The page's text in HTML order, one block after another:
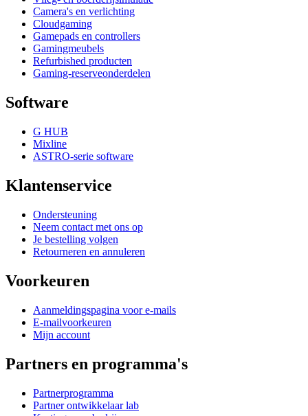
Camera's en verlichting
Cloudgaming
Gamepads en controllers
Gamingmeubels
Refurbished producten
Gaming-reserveonderdelen
Software
G HUB
Mixline
ASTRO-serie software
Klantenservice
Ondersteuning
Neem contact met ons op
Je bestelling volgen
Retourneren en annuleren
Voorkeuren
Aanmeldingspagina voor e-mails
E-mailvoorkeuren
Mijn account
Partners en programma's
Partnerprogramma
Partner ontwikkelaar lab